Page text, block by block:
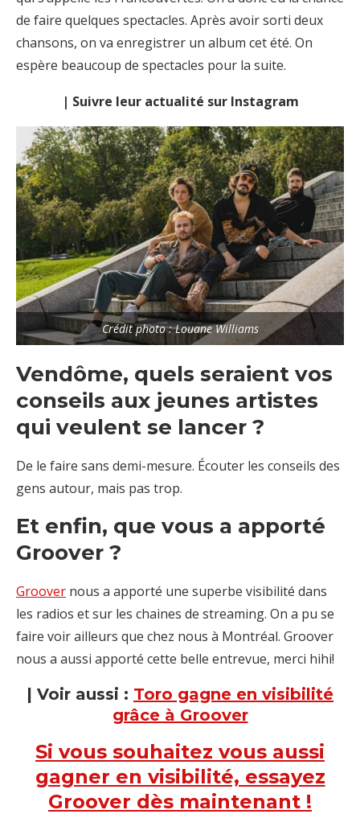
de faire quelques spectacles. Après avoir sorti deux
chansons, on va enregistrer un album cet été. On
espère beaucoup de spectacles pour la suite.
| Suivre leur actualité sur Instagram
Crédit photo : Louane Williams
Vendôme, quels seraient vos
conseils aux jeunes artistes
qui veulent se lancer ?
De le faire sans demi-mesure. Écouter les conseils des
gens autour, mais pas trop.
Et enfin, que vous a apporté
Groover ?
Groover nous a apporté une superbe visibilité dans
les radios et sur les chaines de streaming. On a pu se
faire voir ailleurs que chez nous à Montréal. Groover
nous a aussi apporté cette belle entrevue, merci hihi!
| Voir aussi : Toro gagne en visibilité
grâce à Groover
Si vous souhaitez vous aussi
gagner en visibilité, essayez
Groover dès maintenant !